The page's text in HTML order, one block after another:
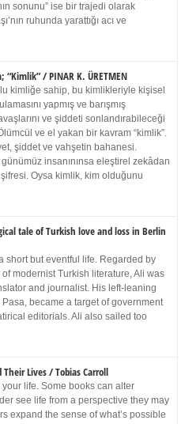
sonunu” ise bir trajedi olarak
ruhunda yarattığı acı ve
/ PINAR K. ÜRETMEN
kimliğe sahip, bu kimlikleriyle kişisel
yapmış ve barışmış
ve şiddeti sonlandırabileceği
ve el yakan bir kavram “kimlik”.
şiddet ve vahşetin bahanesi.
insanınınsa eleştirel zekâdan
Oysa kimlik, kim olduğunu
tale of Turkish love and loss in Berlin
short but eventful life. Regarded by
modernist Turkish literature, Ali was
and journalist. His left-leaning
became a target of government
editorials. Ali also sailed too
Lives / Tobias Carroll
life. Some books can alter
see life from a perspective they may
expand the sense of what’s possible